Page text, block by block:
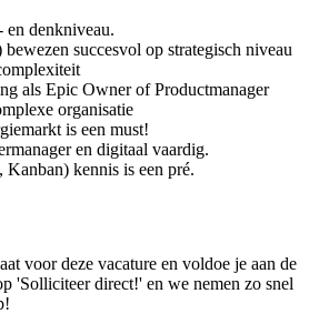
denkniveau.
succesvol op strategisch niveau
als Epic Owner of Productmanager
organisatie
is een must!
en digitaal vaardig.
kennis is een pré.
voor deze vacature en voldoe je aan de
'Solliciteer direct!' en we nemen zo snel